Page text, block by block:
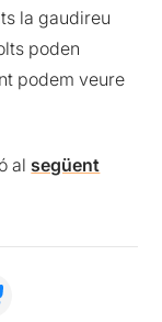
la gaudireu
poden
podem veure
al següent